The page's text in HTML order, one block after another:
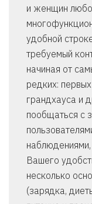
и женщин
удобной
требуемый
начиная от
редких:
грандхауса и
пообщаться с
Вашего
несколько
(зарядка,